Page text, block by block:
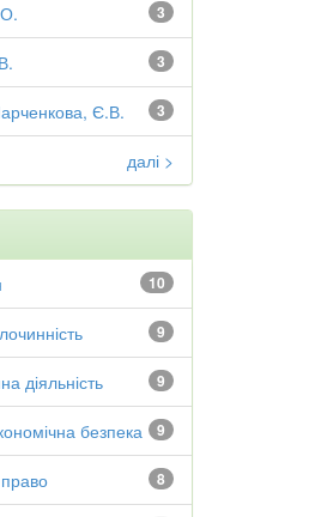
3
3
3
Є.В.
далі >
10
9
9
діяльність
9
безпека
8